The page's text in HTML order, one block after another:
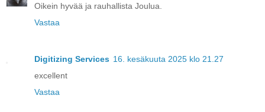
Oikein hyvää ja rauhallista Joulua.
Vastaa
Digitizing Services 16. kesäkuuta 2025 klo 21.27
excellent
Vastaa